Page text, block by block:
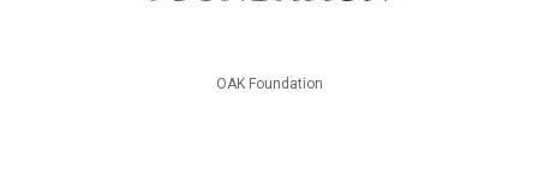
OAK Foundation